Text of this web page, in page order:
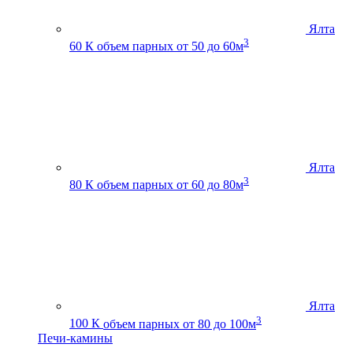
Ялта
60 К объем парных от 50 до 60м3
Ялта
80 К объем парных от 60 до 80м3
Ялта
100 К объем парных от 80 до 100м3
Печи-камины